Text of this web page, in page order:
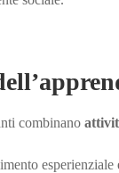
combinano